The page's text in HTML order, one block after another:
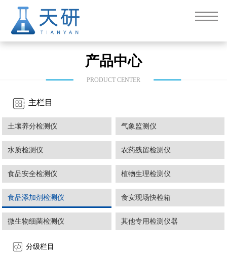
产品中心
PRODUCT CENTER
主栏目
土壤养分检测仪 气象监测仪
水质检测仪 农药残留检测仪
食品安全检测仪 植物生理检测仪
食品添加剂检测仪 食安现场快检箱
微生物细菌检测仪 其他专用检测仪器
分级栏目